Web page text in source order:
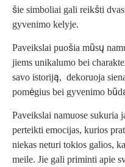
šie simboliai gali reikšti
gyvenimo kelyje.
Paveikslai puošia mūsų
jiems unikalumo bei
savo istoriją, dekoruoja
pomėgius bei gyvenimo
Paveikslai namuose
perteikti emocijas, kurios
niekas neturi tokios galios,
meile. Jie gali priminti apie